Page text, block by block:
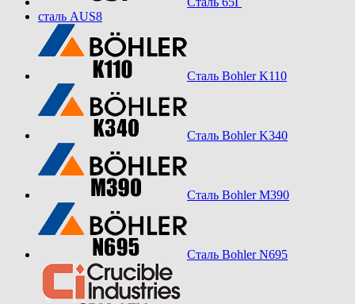
сталь AUS8
Сталь Bohler K110
Сталь Bohler K340
Сталь Bohler M390
Сталь Bohler N695